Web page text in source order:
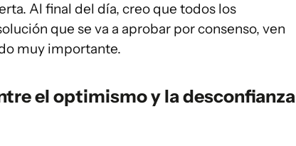
Al final del día, creo que todos los
que se va a aprobar por consenso, ven
muy importante.
el optimismo y la desconfianza